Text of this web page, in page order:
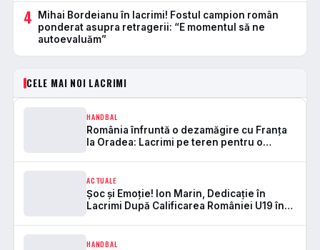
4
Mihai Bordeianu în lacrimi! Fostul campion român
ponderat asupra retragerii: “E momentul să ne
autoevaluăm”
CELE MAI NOI LACRIMI
HANDBAL
România înfruntă o dezamăgire cu Franța
la Oradea: Lacrimi pe teren pentru o
ACTUALE
Șoc și Emoție! Ion Marin, Dedicație în
Lacrimi După Calificarea României U19 în
de Neuitat!’
HANDBAL